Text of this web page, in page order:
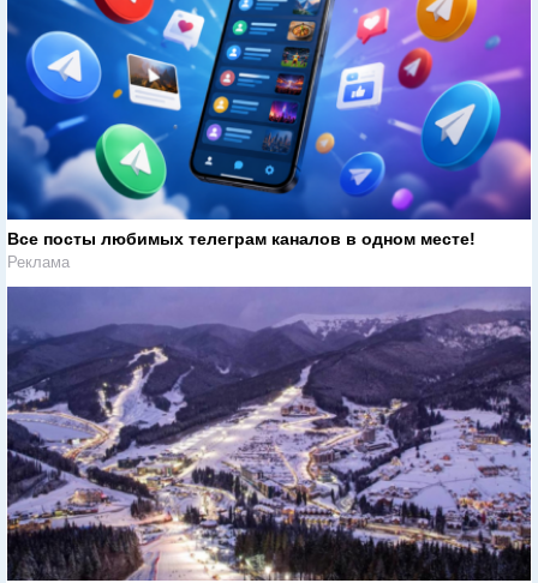
Все посты любимых телеграм каналов в одном месте!
Реклама